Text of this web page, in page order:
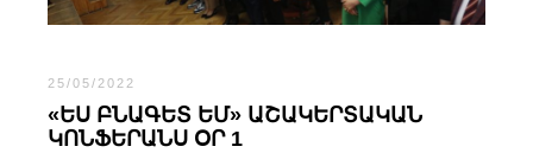
25/05/2022
«ԵՍ ԲՆԱԳԵՏ ԵՄ» ԱՇԱԿԵՐՏԱԿԱՆ
ԿՈՆՖԵՐԱՆՍ ՕՐ 1